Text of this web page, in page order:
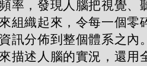
率，發現人腦把視覺、
組織起來，令每一個零
訊分佈到整個體系之內
描述人腦的實況，還用